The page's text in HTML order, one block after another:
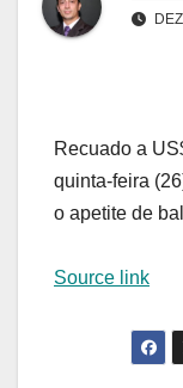
Recuado a
quinta-feira
o apetite de
Source link